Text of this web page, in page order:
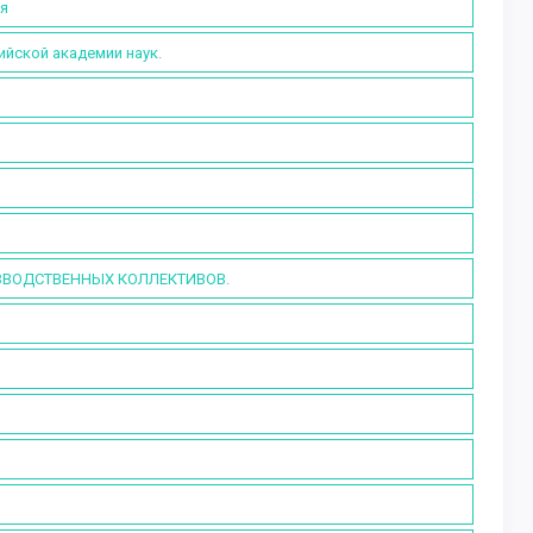
академии наук.
КОЛЛЕКТИВОВ.